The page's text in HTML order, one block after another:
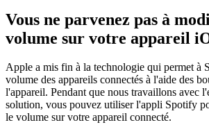
Vous ne parvenez pas à
volume sur votre appareil
Apple a mis fin à la technologie qui permet à
volume des appareils connectés à l'aide des
l'appareil. Pendant que nous travaillons avec
solution, vous pouvez utiliser l'appli Spotify
le volume sur votre appareil connecté.